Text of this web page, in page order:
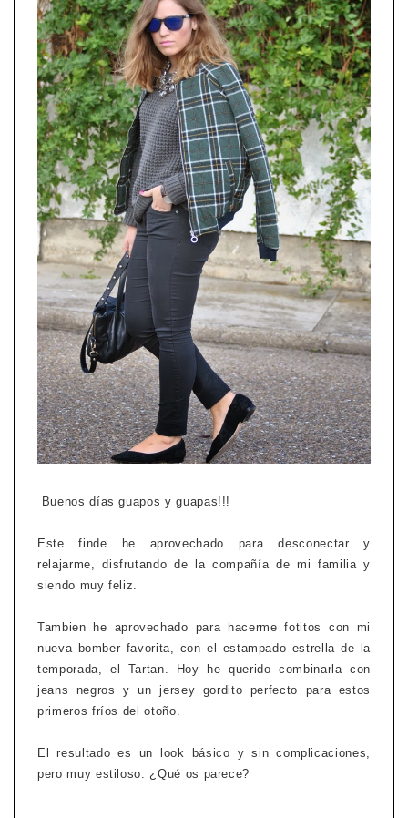
Buenos días guapos y guapas!!!
Este finde he aprovechado para desconectar y
relajarme, disfrutando de la compañía de mi familia y
siendo muy feliz.
Tambien he aprovechado para hacerme fotitos con mi
nueva bomber favorita, con el estampado estrella de la
temporada, el Tartan. Hoy he querido combinarla con
jeans negros y un jersey gordito perfecto para estos
primeros fríos del otoño.
El resultado es un look básico y sin complicaciones,
pero muy estiloso. ¿Qué os parece?